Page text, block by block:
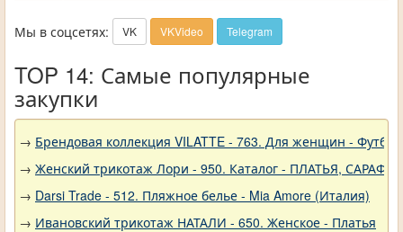
Мы в соцсетях: VK VKVideo Telegram
TOP 14: Самые популярные
закупки
→ Брендовая коллекция VILATTE - 763. Для женщин -
→ Женский трикотаж Лори - 950. Каталог - ПЛАТЬЯ,
→ Darsi Trade - 512. Пляжное белье - Mia Amore (Италия)
→ Ивановский трикотаж НАТАЛИ - 650. Женское - Платья